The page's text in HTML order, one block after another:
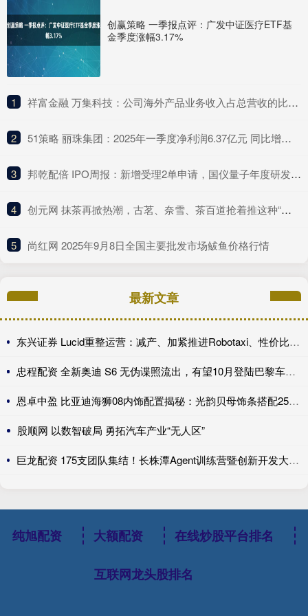
创赢策略 一季报点评：广发中证医疗ETF基
金季度涨幅3.17%
1 ​祥富金融 万集科技：公司海外产品业务收入占总营收的比例较低
2 ​51策略 丽珠集团：2025年一季度净利润6.37亿元 同比增长4.75%
3 ​邦乾配倍 IPO周报：新增受理2单申请，国仪量子年度研发投入占比下滑
4 ​创元网 抹茶再掀热潮，古茗、奈雪、茶百道抢着推这种“浓”新品
5 ​尚红网 2025年9月8日全国主要批发市场鲅鱼价格行情
最新文章
东兴证券 Lucid重整运营：减产、加紧推进Robotaxi、性价比车型继续跳票
忠程配资 全新奥迪 S6 无伪谍照流出，有望10月登陆巴黎车展完成首秀!
恩卓中盈 比亚迪海狮08内饰配置揭秘：光韵贝母饰条搭配25扬帝瓦雷音响登场
股顺网 以数智破局 勇拓汽车产业“无人区”
巨龙配资 175支团队集结！长株潭Agent训练营暨创新开发大赛第一期训练营开讲
纯旭配资 大额配资 在线炒股平台排名
互联网龙头股排名